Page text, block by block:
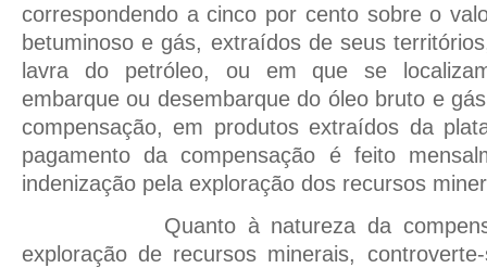
correspondendo a cinco por cento sobre o
betuminoso e gás, extraídos de seus
lavra do petróleo, ou em que se
embarque ou desembarque do óleo bruto e
compensação, em produtos extraídos da
pagamento da compensação é feito
indenização pela exploração dos recursos
Quanto à natureza da
exploração de recursos minerais,